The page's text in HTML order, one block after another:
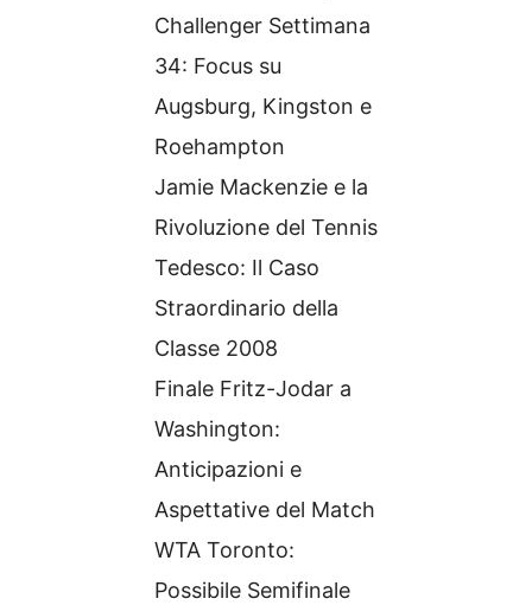
Challenger Settimana
34: Focus su
Augsburg, Kingston e
Roehampton
Jamie Mackenzie e la
Rivoluzione del Tennis
Tedesco: Il Caso
Straordinario della
Classe 2008
Finale Fritz-Jodar a
Washington:
Anticipazioni e
Aspettative del Match
WTA Toronto:
Possibile Semifinale